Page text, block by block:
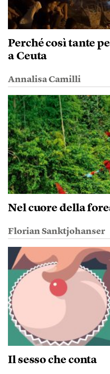
Perché così tante
a Ceuta
Annalisa Camilli
Nel cuore della
Florian Sanktjohanser
Il sesso che conta